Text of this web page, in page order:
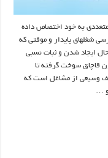
به خود اختصاص داده
شغلهای پایدار و موقتی که
ایجاد شدن و ثبات نسبی
قاچاق سوخت گرفته تا
وسیعی از مشاغل است که
و …